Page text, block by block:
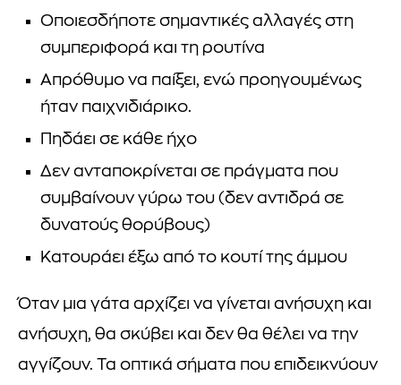
Οποιεσδήποτε σημαντικές αλλαγές στη
συμπεριφορά και τη ρουτίνα
Απρόθυμο να παίξει, ενώ προηγουμένως
ήταν παιχνιδιάρικο.
Πηδάει σε κάθε ήχο
Δεν ανταποκρίνεται σε πράγματα που
συμβαίνουν γύρω του (δεν αντιδρά σε
δυνατούς θορύβους)
Κατουράει έξω από το κουτί της άμμου
Όταν μια γάτα αρχίζει να γίνεται ανήσυχη και
ανήσυχη, θα σκύβει και δεν θα θέλει να την
αγγίζουν. Τα οπτικά σήματα που επιδεικνύουν